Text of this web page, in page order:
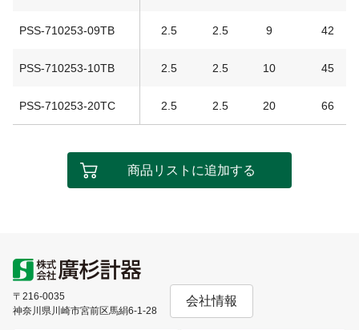
PSS-710253-09TB 2.5 2.5 9 42
PSS-710253-10TB 2.5 2.5 10 45
PSS-710253-20TC 2.5 2.5 20 66
商品リストに追加する
〒216-0035
神奈川県川崎市宮前区馬絹6-1-28
会社情報